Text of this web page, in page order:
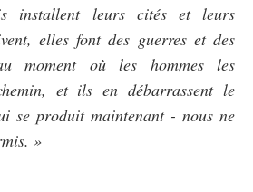
installent leurs cités et leurs
elles font des guerres et des
moment où les hommes les
et ils en débarrassent le
se produit maintenant - nous ne
»